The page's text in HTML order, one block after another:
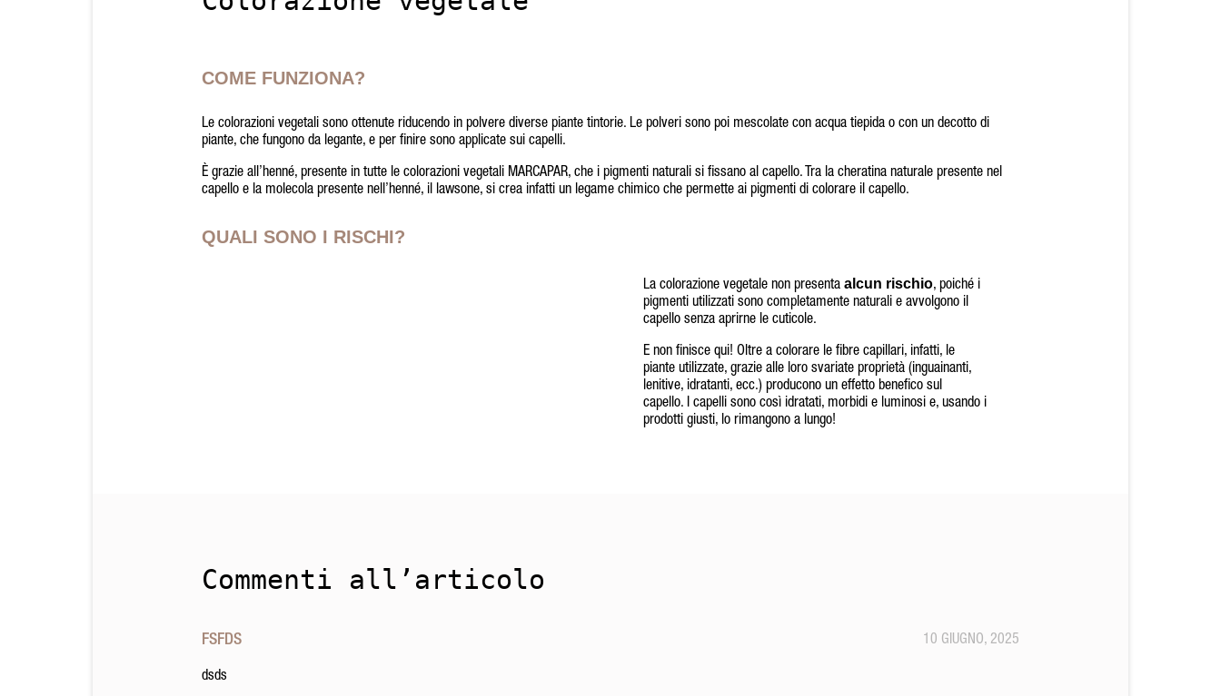
COME FUNZIONA?
Le colorazioni vegetali sono ottenute riducendo in polvere diverse piante tintorie. Le polveri sono poi mescolate con acqua tiepida o con un decotto di
piante, che fungono da legante, e per finire sono applicate sui capelli.
È grazie all’henné, presente in tutte le colorazioni vegetali MARCAPAR, che i pigmenti naturali si fissano al capello. Tra la cheratina naturale presente nel
capello e la molecola presente nell’henné, il lawsone, si crea infatti un legame chimico che permette ai pigmenti di colorare il capello.
QUALI SONO I RISCHI?
La colorazione vegetale non presenta alcun rischio, poiché i
pigmenti utilizzati sono completamente naturali e avvolgono il
capello senza aprirne le cuticole.
E non finisce qui! Oltre a colorare le fibre capillari, infatti, le
piante utilizzate, grazie alle loro svariate proprietà (inguainanti,
lenitive, idratanti, ecc.) producono un effetto benefico sul
capello. I capelli sono così idratati, morbidi e luminosi e, usando i
prodotti giusti, lo rimangono a lungo!
Commenti all’articolo
FSFDS 10 GIUGNO, 2025
dsds